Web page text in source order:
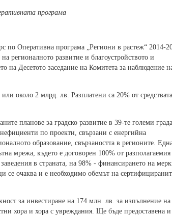
програма
по Оперативна програма „Региони в растеж“ 2014-
регионалното развитие и благоустройството и
Десетото заседание на Комитета за наблюдение
около 2 млрд. лв. Разплатени са 20% от средствата
планове за градско развитие в 39-те големи града
по проекти, свързани с енергийна
образование, свързаността в регионите.
мрежа, където е договорен 100% от разполагаемия
в страната, на 98% - финансирането на
се очаква и е необходимо обемът на
за инвестиране на 174 млн. лв. за изпълнение на
хора и хора с увреждания. Ще бъде предоставена и